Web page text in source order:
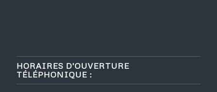
HORAIRES D’OUVERTURE
TÉLÉPHONIQUE :